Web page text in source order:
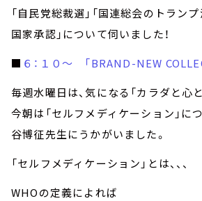
「自民党総裁選」「国連総会のトラン
国家承認」について伺いました！
■ ６：１０～ 「BRAND-NEW
毎週水曜日は、気になる「カラダと心
今朝は「セルフメディケーション」に
谷博征先生にうかがいました。
「セルフメディケーション」とは、、、
WHOの定義によれば